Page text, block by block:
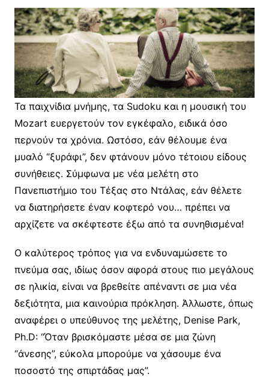
Τα παιχνίδια μνήμης, τα Sudoku και η μουσική του
Mozart ευεργετούν τον εγκέφαλο, ειδικά όσο
περνούν τα χρόνια. Ωστόσο, εάν θέλουμε ένα
μυαλό “ξυράφι”, δεν φτάνουν μόνο τέτοιου είδους
συνήθειες. Σύμφωνα με νέα μελέτη στο
Πανεπιστήμιο του Τέξας στο Ντάλας, εάν θέλετε
να διατηρήσετε έναν κοφτερό νου… πρέπει να
αρχίζετε να σκέφτεστε έξω από τα συνηθισμένα!
Ο καλύτερος τρόπος για να ενδυναμώσετε το
πνεύμα σας, ιδίως όσον αφορά στους πιο μεγάλους
σε ηλικία, είναι να βρεθείτε απέναντι σε μια νέα
δεξιότητα, μια καινούρια πρόκληση. Άλλωστε, όπως
αναφέρει ο υπεύθυνος της μελέτης, Denise Park,
Ph.D: “Όταν βρισκόμαστε μέσα σε μια ζώνη
“άνεσης”, εύκολα μπορούμε να χάσουμε ένα
ποσοστό της σπιρτάδας μας”.